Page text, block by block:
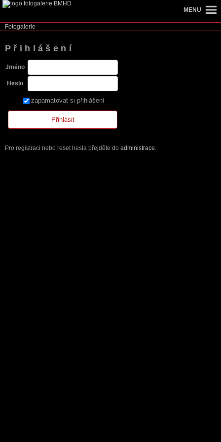
Fotogalerie
Přihlášení
Jméno
Heslo
zapamatovat si přihlášení
Pro registraci nebo reset hesla přejděte do administrace.
MENU